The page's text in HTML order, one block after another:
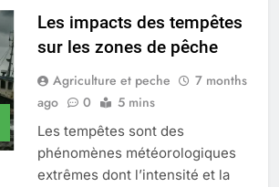
Les impacts des tempêtes
sur les zones de pêche
Agriculture et peche
7 months
ago
0 5 mins
Les tempêtes sont des
phénomènes météorologiques
extrêmes dont l’intensité et la